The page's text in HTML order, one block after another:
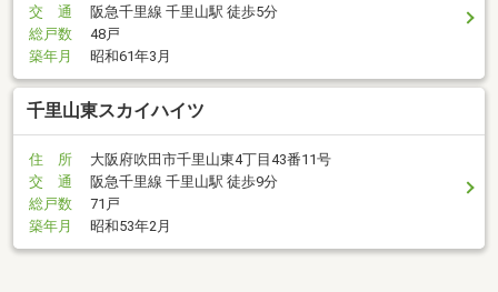
交 通
阪急千里線 千里山駅 徒歩5分
総戸数
48戸
築年月
昭和61年3月
千里山東スカイハイツ
住 所
大阪府吹田市千里山東4丁目43番11号
交 通
阪急千里線 千里山駅 徒歩9分
総戸数
71戸
築年月
昭和53年2月